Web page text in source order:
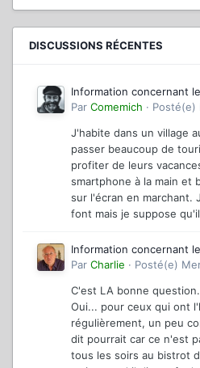
DISCUSSIONS RÉCENTES
Information concernant
Par Comemich · Posté(e)
J'habite dans un village
passer beaucoup de
profiter de leurs
smartphone à la main et
sur l'écran en marchant.
font mais je suppose
Information concernant
Par Charlie · Posté(e)
C'est LA bonne
Oui... pour ceux qui ont
régulièrement, un peu
dit pourrait car ce n'est
tous les soirs au bistrot